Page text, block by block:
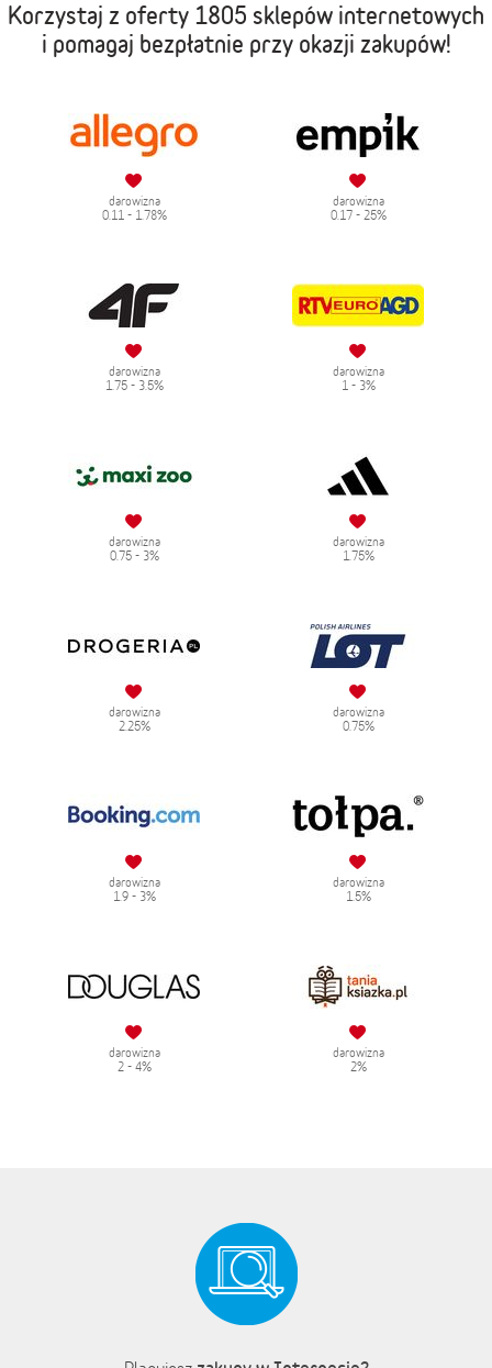
Korzystaj z oferty 1805 sklepów internetowych
i pomagaj bezpłatnie przy okazji zakupów!
darowizna
0.11 - 1.78%
darowizna
0.17 - 25%
darowizna
1.75 - 3.5%
darowizna
1 - 3%
darowizna
0.75 - 3%
darowizna
1.75%
darowizna
2.25%
darowizna
0.75%
darowizna
1.9 - 3%
darowizna
1.5%
darowizna
2 - 4%
darowizna
2%